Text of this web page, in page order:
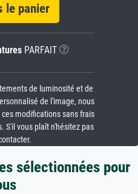
panier
PARFAIT
de luminosité et de
de l'image, nous
modifications sans frais
S'il vous plaît n'hésitez pas
sélectionnées pour